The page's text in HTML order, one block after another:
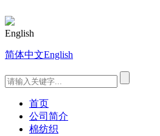
English
简体中文English
首页
公司简介
棉纺织